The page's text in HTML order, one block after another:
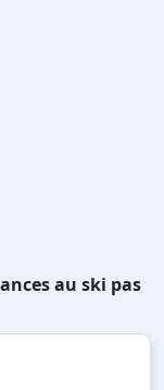
au ski pas